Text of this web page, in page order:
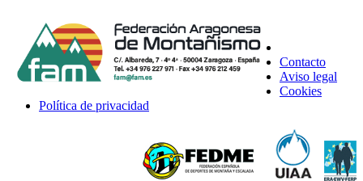
Contacto
Aviso legal
Cookies
Política de privacidad